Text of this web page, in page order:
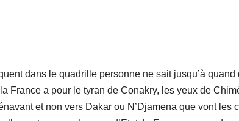
dans le quadrille personne ne sait jusqu’à
France a pour le tyran de Conakry, les yeux de
et non vers Dakar ou N’Djamena que vont les